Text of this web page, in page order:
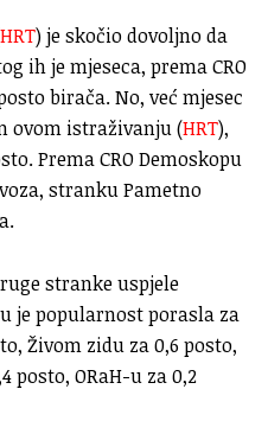
HRT) je skočio dovoljno da
ih je mjeseca, prema CRO
birača. No, već mjesec
ovom istraživanju (HRT),
Prema CRO Demoskopu
stranku Pametno
stranke uspjele
je popularnost porasla za
Živom zidu za 0,6 posto,
ORaH-u za 0,2